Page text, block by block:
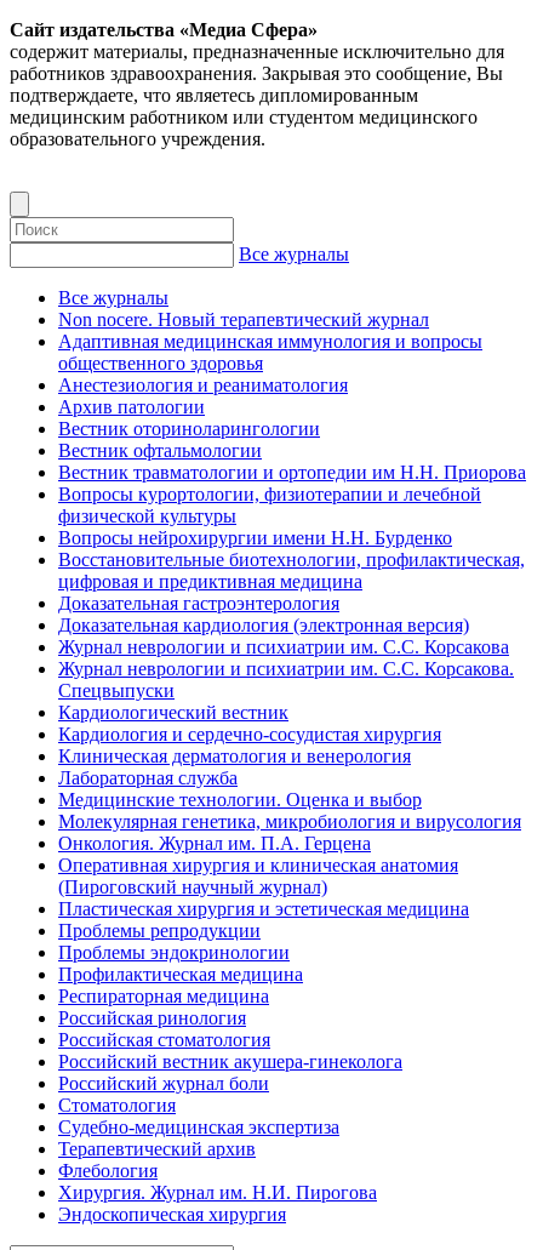
Сайт издательства «Медиа Сфера»
содержит материалы, предназначенные исключительно для
работников здравоохранения. Закрывая это сообщение, Вы
подтверждаете, что являетесь дипломированным
медицинским работником или студентом медицинского
образовательного учреждения.
Все журналы
Все журналы
Non nocere. Новый терапевтический журнал
Адаптивная медицинская иммунология и вопросы
общественного здоровья
Анестезиология и реаниматология
Архив патологии
Вестник оториноларингологии
Вестник офтальмологии
Вестник травматологии и ортопедии им Н.Н. Приорова
Вопросы курортологии, физиотерапии и лечебной
физической культуры
Вопросы нейрохирургии имени Н.Н. Бурденко
Восстановительные биотехнологии, профилактическая,
цифровая и предиктивная медицина
Доказательная гастроэнтерология
Доказательная кардиология (электронная версия)
Журнал неврологии и психиатрии им. С.С. Корсакова
Журнал неврологии и психиатрии им. С.С. Корсакова.
Спецвыпуски
Кардиологический вестник
Кардиология и сердечно-сосудистая хирургия
Клиническая дерматология и венерология
Лабораторная служба
Медицинские технологии. Оценка и выбор
Молекулярная генетика, микробиология и вирусология
Онкология. Журнал им. П.А. Герцена
Оперативная хирургия и клиническая анатомия
(Пироговский научный журнал)
Пластическая хирургия и эстетическая медицина
Проблемы репродукции
Проблемы эндокринологии
Профилактическая медицина
Респираторная медицина
Российская ринология
Российская стоматология
Российский вестник акушера-гинеколога
Российский журнал боли
Стоматология
Судебно-медицинская экспертиза
Терапевтический архив
Флебология
Хирургия. Журнал им. Н.И. Пирогова
Эндоскопическая хирургия